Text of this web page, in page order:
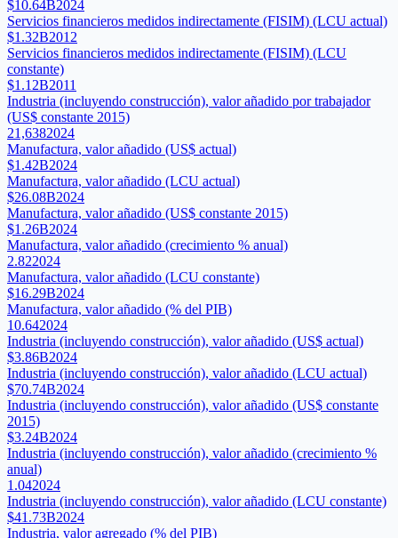
$10.64B2024
Servicios financieros medidos indirectamente (FISIM) (LCU actual)
$1.32B2012
Servicios financieros medidos indirectamente (FISIM) (LCU
constante)
$1.12B2011
Industria (incluyendo construcción), valor añadido por trabajador
(US$ constante 2015)
21,6382024
Manufactura, valor añadido (US$ actual)
$1.42B2024
Manufactura, valor añadido (LCU actual)
$26.08B2024
Manufactura, valor añadido (US$ constante 2015)
$1.26B2024
Manufactura, valor añadido (crecimiento % anual)
2.822024
Manufactura, valor añadido (LCU constante)
$16.29B2024
Manufactura, valor añadido (% del PIB)
10.642024
Industria (incluyendo construcción), valor añadido (US$ actual)
$3.86B2024
Industria (incluyendo construcción), valor añadido (LCU actual)
$70.74B2024
Industria (incluyendo construcción), valor añadido (US$ constante
2015)
$3.24B2024
Industria (incluyendo construcción), valor añadido (crecimiento %
anual)
1.042024
Industria (incluyendo construcción), valor añadido (LCU constante)
$41.73B2024
Industria, valor agregado (% del PIB)